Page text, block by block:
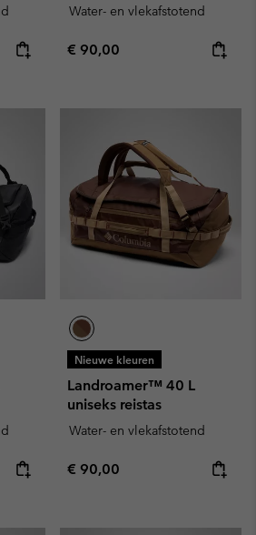
Water- en vlekafstotend
Regular price:
€ 90,00
Nieuwe kleuren
Landroamer™ 40 L
uniseks reistas
Water- en vlekafstotend
Regular price:
€ 90,00